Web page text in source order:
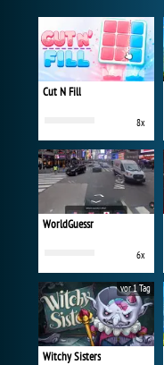
Cut N Fill
8x
WorldGuessr
6x
Witchy Sisters
vor 1 Tag